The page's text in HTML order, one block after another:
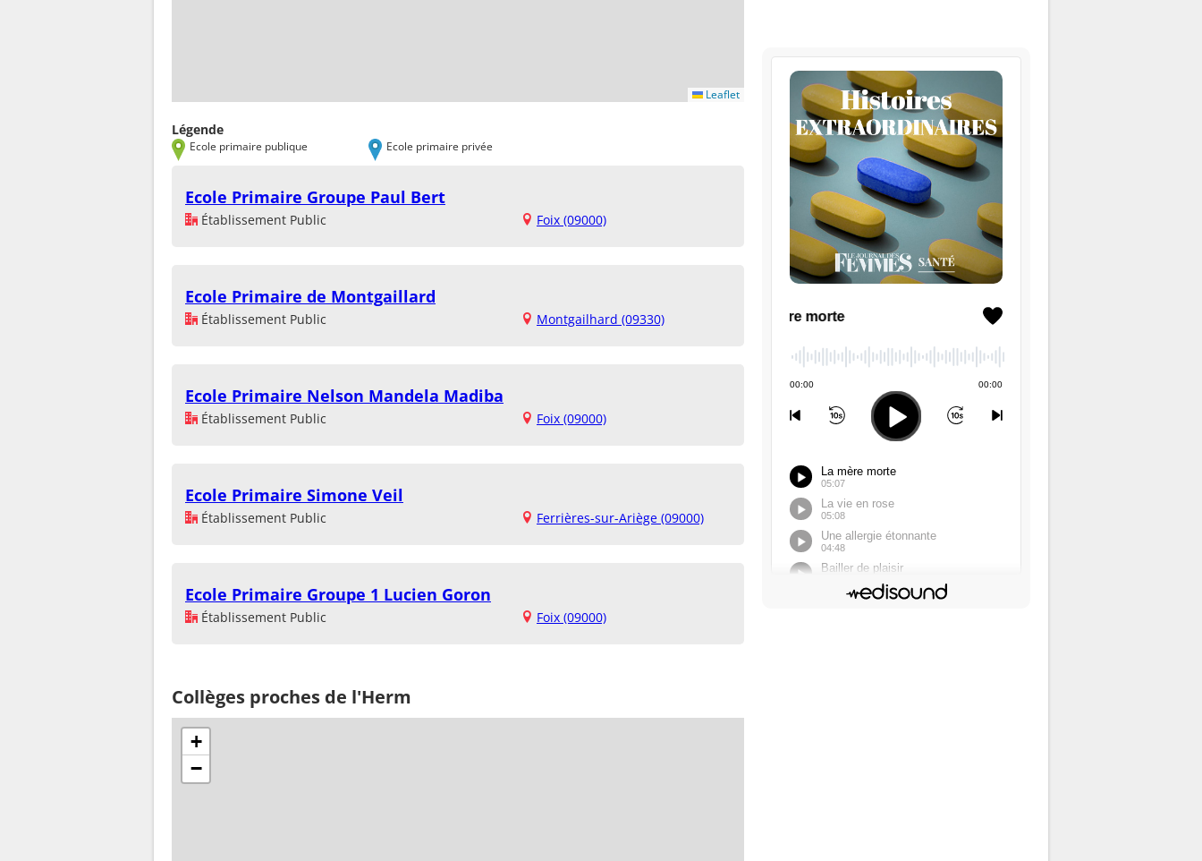
Leaflet
Légende
Ecole primaire publique Ecole primaire privée
Ecole Primaire Groupe Paul Bert
Établissement Public Foix (09000)
Ecole Primaire de Montgaillard
Établissement Public Montgailhard (09330)
Ecole Primaire Nelson Mandela Madiba
Établissement Public Foix (09000)
Ecole Primaire Simone Veil
Établissement Public Ferrières-sur-Ariège (09000)
Ecole Primaire Groupe 1 Lucien Goron
Établissement Public Foix (09000)
Collèges proches de l'Herm
+
−